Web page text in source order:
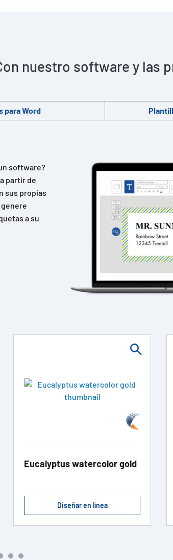
nuestro software y las
para Word
software?
partir de
sus propias
a su
Eucalyptus watercolor gold
Diseñar en línea